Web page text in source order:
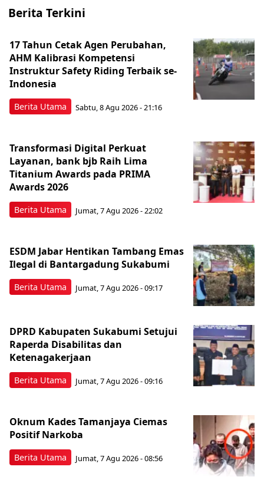
Berita Terkini
Berita Utama
17 Tahun Cetak Agen Perubahan,
AHM Kalibrasi Kompetensi
Instruktur Safety Riding Terbaik se-
Indonesia
Sabtu, 8 Agu 2026 - 21:16
Berita Utama
Transformasi Digital Perkuat
Layanan, bank bjb Raih Lima
Titanium Awards pada PRIMA
Awards 2026
Jumat, 7 Agu 2026 - 22:02
Berita Utama
ESDM Jabar Hentikan Tambang Emas
Ilegal di Bantargadung Sukabumi
Jumat, 7 Agu 2026 - 09:17
Berita Utama
DPRD Kabupaten Sukabumi Setujui
Raperda Disabilitas dan
Ketenagakerjaan
Jumat, 7 Agu 2026 - 09:16
Berita Utama
Oknum Kades Tamanjaya Ciemas
Positif Narkoba
Jumat, 7 Agu 2026 - 08:56